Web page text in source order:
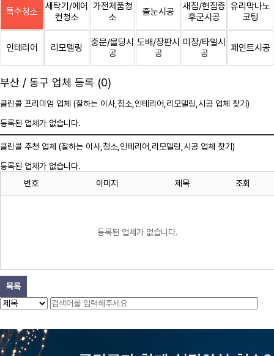
특수청소
세탁기/에어
컨청소
가전제품청
소
줄눈시공
새집/헌집증
후군시공
유리막나노
코팅
인테리어 리모델링
중문/몰딩시
공
도배/장판시
공
미장/타일시
공
페인트시공
부산 / 동구 업체 등록 (0)
클린콜 프리미엄 업체 (잘하는 이사, 청소 ,인테리어,리모델링,시공 업체 찾기)
등록된 업체가 없습니다.
클린콜 추천 업체 (잘하는 이사, 청소 ,인테리어,리모델링,시공 업체 찾기)
등록된 업체가 없습니다.
번호
이미지 제목 조회
등록된 업체가 없습니다.
목록